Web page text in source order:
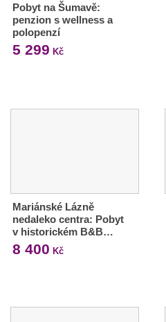
Pobyt na Šumavě:
penzion s wellness a
polopenzí
5 299 Kč
Mariánské Lázně
nedaleko centra: Pobyt
v historickém B&B…
8 400 Kč